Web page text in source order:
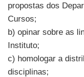
propostas dos
Cursos;
b) opinar sobre as
Instituto;
c) homologar a
disciplinas;